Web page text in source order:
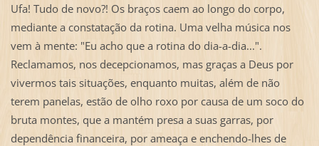
Ufa! Tudo de novo?! Os braços caem ao longo do corpo,
mediante a constatação da rotina. Uma velha música nos
vem à mente: "Eu acho que a rotina do dia-a-dia...".
Reclamamos, nos decepcionamos, mas graças a Deus por
vivermos tais situações, enquanto muitas, além de não
terem panelas, estão de olho roxo por causa de um soco do
bruta montes, que a mantém presa a suas garras, por
dependência financeira, por ameaça e enchendo-lhes de